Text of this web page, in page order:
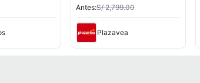
Antes:S/ 2,799.00
Plazavea